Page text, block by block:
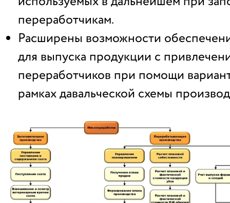
переработчикам.
Расширены возможности
для выпуска продукции с
переработчиков при помощи
рамках давальческой схемы